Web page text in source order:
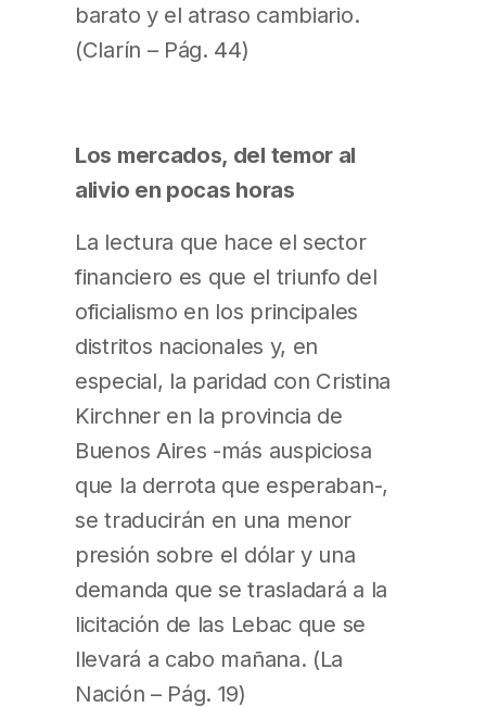
barato y el atraso cambiario.
(Clarín – Pág. 44)
Los mercados, del temor al
alivio en pocas horas
La lectura que hace el sector
financiero es que el triunfo del
oficialismo en los principales
distritos nacionales y, en
especial, la paridad con Cristina
Kirchner en la provincia de
Buenos Aires -más auspiciosa
que la derrota que esperaban-,
se traducirán en una menor
presión sobre el dólar y una
demanda que se trasladará a la
licitación de las Lebac que se
llevará a cabo mañana. (La
Nación – Pág. 19)